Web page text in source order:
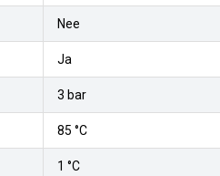
Nee
Ja
3 bar
85 °C
1 °C